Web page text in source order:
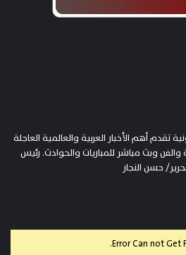
تقدم أهم الأخبار العربية والعالمية العاجلة
والفن وبث مباشر للمباريات والحوادث. رئيس
حسن النجار
Error Can not Get